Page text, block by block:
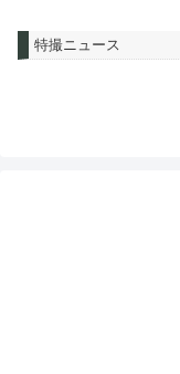
特撮ニュース